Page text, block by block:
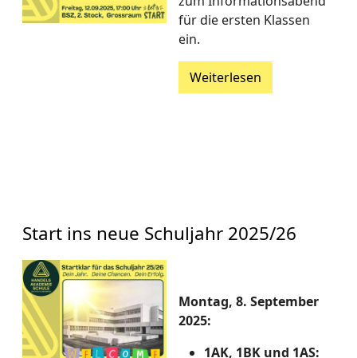
für die ersten Klassen
ein.
Weiterlesen
Start ins neue Schuljahr 2025/26
Montag, 8. September
2025:
1AK, 1BK und 1AS: